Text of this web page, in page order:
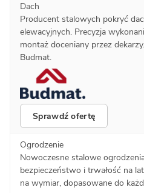
Dach
Producent stalowych pokryć
elewacyjnych. Precyzja
montaż doceniany przez
Budmat.
Sprawdź ofertę
Ogrodzenie
Nowoczesne stalowe
bezpieczeństwo i trwałość na
na wymiar, dopasowane do